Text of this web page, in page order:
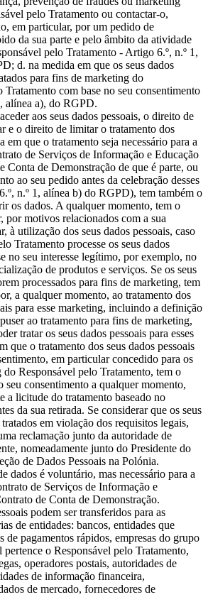
pelo Tratamento ou contactar-o,
em particular, por um pedido de
da sua parte e pelo âmbito da atividade
pelo Tratamento - Artigo 6.º, n.º 1,
d. na medida em que os seus dados
para fins de marketing do
Tratamento com base no seu consentimento
alínea a), do RGPD.
aos seus dados pessoais, o direito de
e o direito de limitar o tratamento dos
em que o tratamento seja necessário para a
de Serviços de Informação e Educação
Conta de Demonstração de que é parte, ou
ao seu pedido antes da celebração desses
n.º 1, alínea b) do RGPD), tem também o
os dados. A qualquer momento, tem o
por motivos relacionados com a sua
à utilização dos seus dados pessoais, caso
Tratamento processe os seus dados
no seu interesse legítimo, por exemplo, no
de produtos e serviços. Se os seus
processados para fins de marketing, tem
a qualquer momento, ao tratamento dos
para esse marketing, incluindo a definição
ao tratamento para fins de marketing,
tratar os seus dados pessoais para esses
que o tratamento dos seus dados pessoais
em particular concedido para os
Responsável pelo Tratamento, tem o
seu consentimento a qualquer momento,
a licitude do tratamento baseado no
da sua retirada. Se considerar que os seus
tratados em violação dos requisitos legais,
reclamação junto da autoridade de
nomeadamente junto do Presidente do
de Dados Pessoais na Polónia.
dados é voluntário, mas necessário para a
de Serviços de Informação e
de Conta de Demonstração.
podem ser transferidos para as
de entidades: bancos, entidades que
de pagamentos rápidos, empresas do grupo
pertence o Responsável pelo Tratamento,
operadores postais, autoridades de
de informação financeira,
de mercado, fornecedores de